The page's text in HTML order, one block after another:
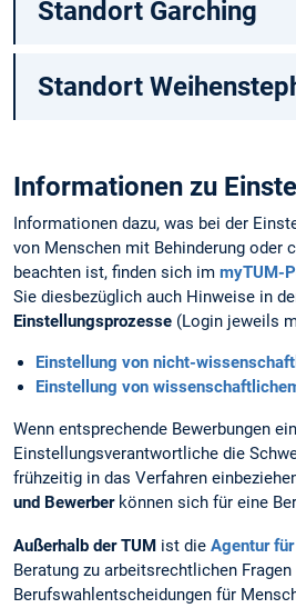
Standort Garching
Standort
Informationen zu
Informationen dazu, was bei der
von Menschen mit Behinderung oder
beachten ist, finden sich im myTUM-
Sie diesbezüglich auch Hinweise in
Einstellungsprozesse (Login jeweils
Einstellung von nicht-
Einstellung von
Wenn entsprechende Bewerbungen
Einstellungsverantwortliche die
frühzeitig in das Verfahren
und Bewerber können sich für eine
Außerhalb der TUM ist die Agentur
Beratung zu arbeitsrechtlichen Fragen
Berufswahlentscheidungen für